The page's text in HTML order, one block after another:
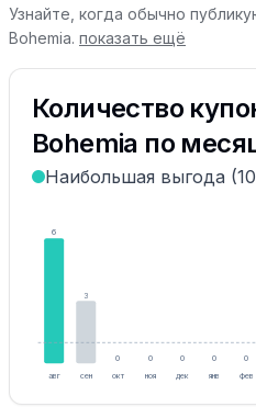
Узнайте, когда обычно
Bohemia. показать ещё
Количество
Bohemia по
Наибольшая выгода
6
авг
3
сен
0
окт
0
ноя
0
дек
0
янв
0
фев